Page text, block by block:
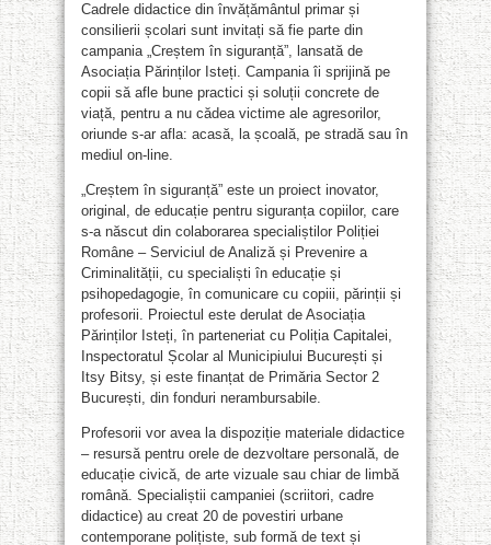
Cadrele didactice din învățământul primar și
consilierii școlari sunt invitați să fie parte din
campania „Creștem în siguranță”, lansată de
Asociația Părinților Isteți. Campania îi sprijină pe
copii să afle bune practici și soluții concrete de
viață, pentru a nu cădea victime ale agresorilor,
oriunde s-ar afla: acasă, la școală, pe stradă sau în
mediul on-line.
„Creștem în siguranță” este un proiect inovator,
original, de educație pentru siguranța copiilor, care
s-a născut din colaborarea specialiștilor Poliției
Române – Serviciul de Analiză și Prevenire a
Criminalității, cu specialiști în educație și
psihopedagogie, în comunicare cu copiii, părinții și
profesorii. Proiectul este derulat de Asociația
Părinților Isteți, în parteneriat cu Poliția Capitalei,
Inspectoratul Școlar al Municipiului București și
Itsy Bitsy, și este finanțat de Primăria Sector 2
București, din fonduri nerambursabile.
Profesorii vor avea la dispoziție materiale didactice
– resursă pentru orele de dezvoltare personală, de
educație civică, de arte vizuale sau chiar de limbă
română. Specialiștii campaniei (scriitori, cadre
didactice) au creat 20 de povestiri urbane
contemporane polițiste, sub formă de text și